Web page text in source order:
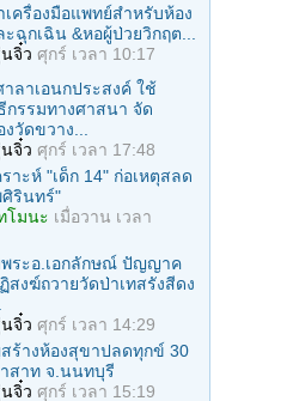
เครื่องมือแพทย์สำหรับห้อง
ฉุกเฉิน &หอผู้ป่วยวิกฤต...
จิ๋ว ศุกร์ เวลา 10:17
ลาเอนกประสงค์ ใช้
กรรมทางศาสนา จัด
วัดขวาง...
จิ๋ว ศุกร์ เวลา 17:48
าะห์ "เด็ก 14" ก่อเหตุสลด
ศิรินทร์"
โมนะ เมื่อวาน เวลา
ระอ.เอกลักษณ์ ปัญญาค
สงฆ์ถวายวัดป่าเทสรังสีดง
จิ๋ว ศุกร์ เวลา 14:29
ร้างห้องสุขาปลดทุกข์ 30
สาท จ.นนทบุรี
จิ๋ว ศุกร์ เวลา 15:19